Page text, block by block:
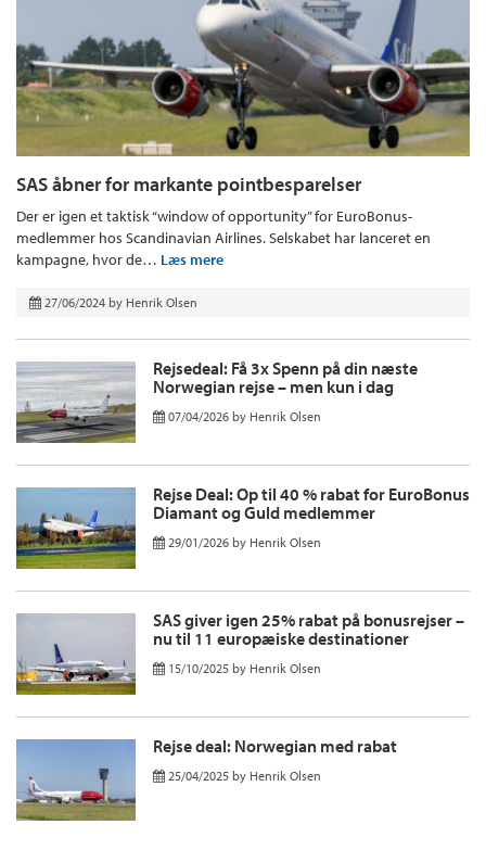
SAS åbner for markante pointbesparelser
Der er igen et taktisk “window of opportunity” for EuroBonus-
medlemmer hos Scandinavian Airlines. Selskabet har lanceret en
kampagne, hvor de… Læs mere
27/06/2024 by Henrik Olsen
Rejsedeal: Få 3x Spenn på din næste
Norwegian rejse – men kun i dag
07/04/2026 by Henrik Olsen
Rejse Deal: Op til 40 % rabat for EuroBonus
Diamant og Guld medlemmer
29/01/2026 by Henrik Olsen
SAS giver igen 25% rabat på bonusrejser –
nu til 11 europæiske destinationer
15/10/2025 by Henrik Olsen
Rejse deal: Norwegian med rabat
25/04/2025 by Henrik Olsen